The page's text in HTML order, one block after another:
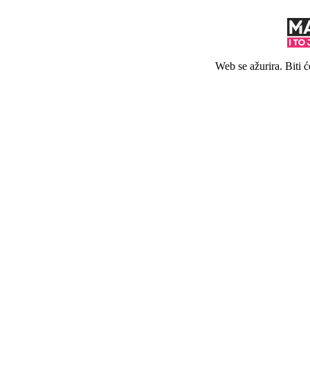
Web se ažurira. Biti